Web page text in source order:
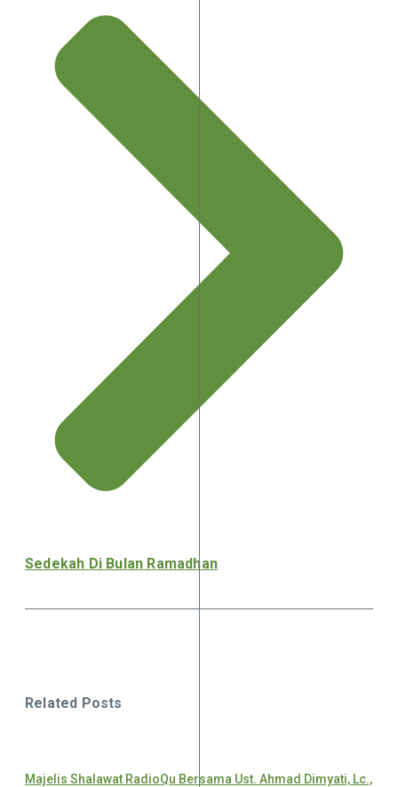
Sedekah Di Bulan Ramadhan
Related Posts
Majelis Shalawat RadioQu Bersama Ust. Ahmad Dimyati, Lc.,